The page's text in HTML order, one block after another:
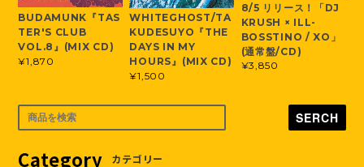
BUDAMUNK『TAS
TER'S CLUB
VOL.8』(MIX CD)
¥1,870
WHITEGHOST/TA
KUDESUYO『THE
DAYS IN MY
HOURS』(MIX CD)
¥1,500
8/5 リリース！「DJ
KRUSH × ILL-
BOSSTINO / XO」
(通常盤/CD)
¥3,850
SERCH
Category カテゴリー